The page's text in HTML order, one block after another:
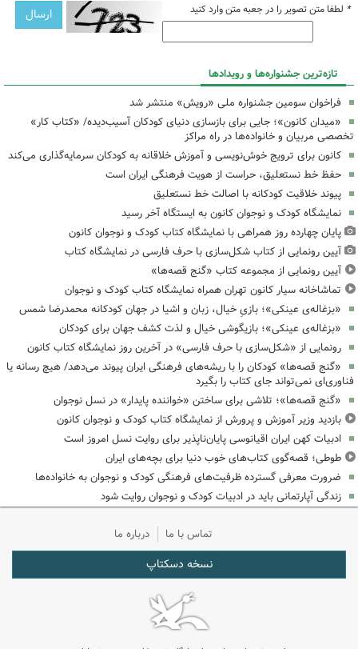
* لطفا متن تصویر را در جعبه متن وارد کنید
تازه‌ترین جشنواره‌ها و رویدادها
فراخوان سومین جشنواره ملی «رویش» منتشر شد
«میدان کانون»؛ جایی برای بازسازی دنیای کودکان آسیب‌دیده/ «کتاب کار»
تخصصی مربیان و خانواده‌ها در راه مراکز
کانون برای ترویج خوش‌نویسی و آموزش خلاقانه به کودکان سرمایه‌گذاری می‌کند
حفظ خط نستعلیق، حراست از هویت فرهنگی ایران است
پیوند خلاقیت کودکانه با اصالت خط نستعلیق
نمایشگاه کودک و نوجوان کانون به ایستگاه آخر رسید
پایان چهارده روز همراهی با نمایشگاه کتاب کودک و نوجوان کانون
آیین رونمایی از کتاب شکل‌سازی با حرف فارسی در نمایشگاه کتاب
آیین رونمایی از مجموعه کتاب «گنج قصه‌ها»
تماشاخانه سیار کانون تهران همراه نمایشگاه کتاب کودک و نوجوان
«بزغاله‌ی عینکی»؛ بازیِ خیال، زبان و اشیا در جهان کودکانه محمدرضا شمس
«بزغاله‌ی عینکی»؛ بازیگوشی خیال و لذت کشف جهان برای کودکان
رونمایی از «شکل‌سازی با حرف فارسی» در آخرین روز نمایشگاه کتاب کانون
«گنج قصه‌ها» کودکان را با ریشه‌های فرهنگی ایران پیوند می‌دهد/ هیچ رسانه یا
فناوری‌ای نمی‌تواند جای کتاب را بگیرد
«گنج قصه‌ها»؛ تلاشی برای ساختن «خواننده پایدار» در نسل نوجوان
بازدید وزیر آموزش و پرورش از نمایشگاه کتاب کودک و نوجوان کانون
ادبیات کهن ایران اقیانوسی پایان‌ناپذیر برای روایت نسل امروز است
طوطی؛ قصه‌گوی کتاب‌های خوب دنیا برای بچه‌های ایران
ضرورت معرفی گسترده ظرفیت‌های فرهنگی کودک و نوجوان به خانواده‌ها
زندگی آپارتمانی باید در ادبیات کودک و نوجوان روایت شود
تماس با ما درباره ما
نسخه دسکتاپ